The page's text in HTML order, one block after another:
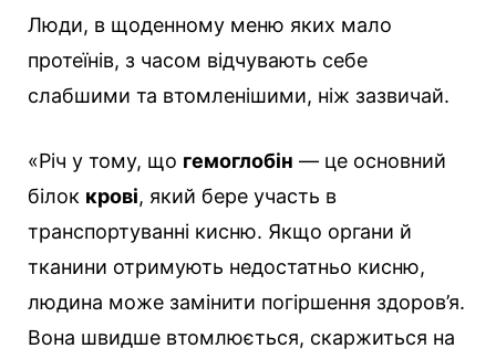
Люди, в щоденному меню яких мало
протеїнів, з часом відчувають себе
слабшими та втомленішими, ніж зазвичай.
«Річ у тому, що гемоглобін — це основний
білок крові, який бере участь в
транспортуванні кисню. Якщо органи й
тканини отримують недостатньо кисню,
людина може замінити погіршення здоров’я.
Вона швидше втомлюється, скаржиться на